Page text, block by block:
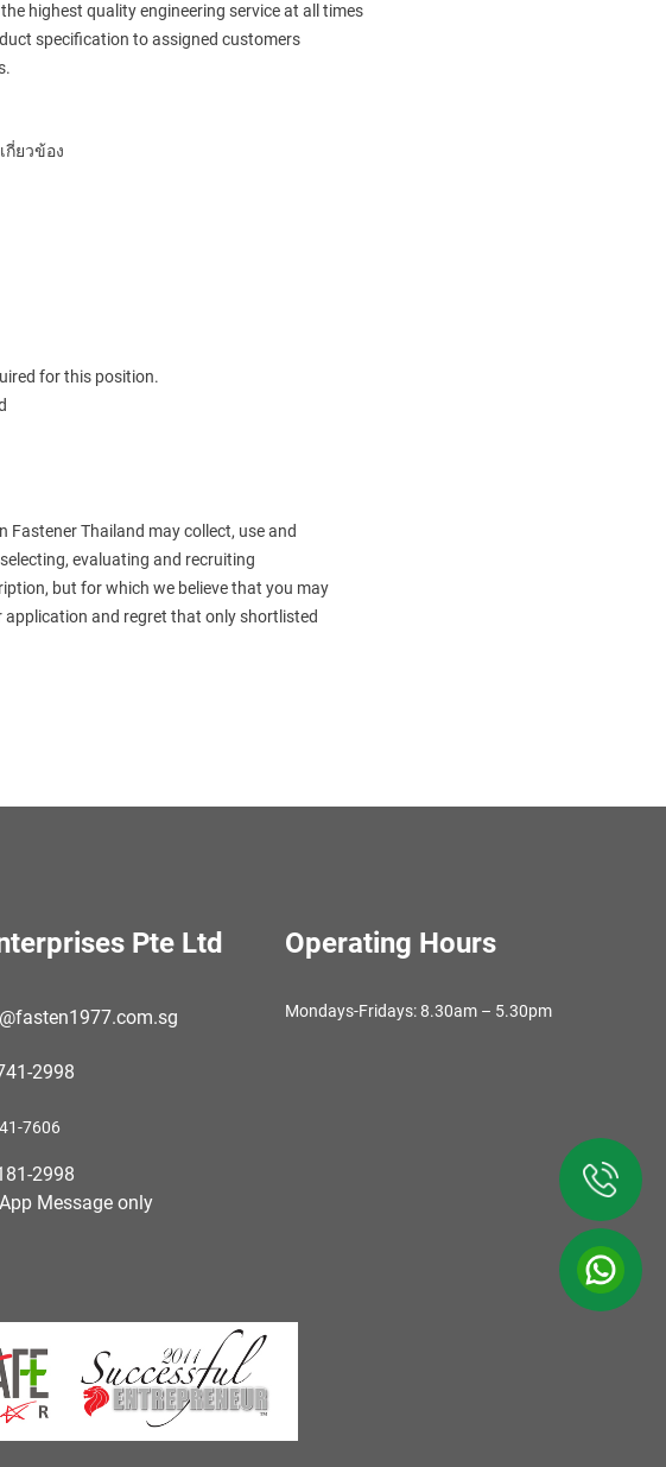
highest quality engineering service at all times
specification to assigned customers
ยวข้อง
for this position.
Thailand may collect, use and
evaluating and recruiting
but for which we believe that you may
and regret that only shortlisted
Pte Ltd
2998
7606
2998
Message only
Operating Hours
Mondays-Fridays: 8.30am – 5.30pm